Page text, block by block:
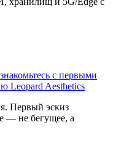
с первыми
Leopard Aesthetics
Первый эскиз
— не бегущее, а